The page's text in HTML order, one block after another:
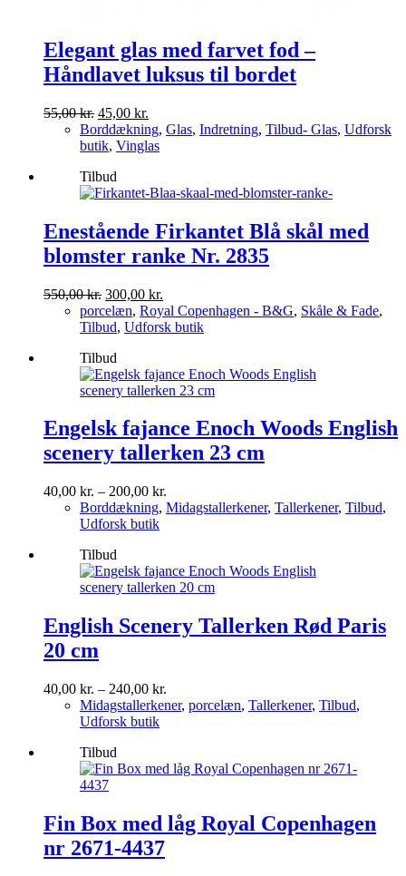
Elegant glas med farvet fod –
Håndlavet luksus til bordet
55,00kr. Den
oprindelige
pris
55,00 kr..
45,00 kr.
aktuelle
pris
Borddækning, Glas, Indretning, Tilbud- Glas, Udforsk
butik, Vinglas
Tilbud
Enestående Firkantet Blå skål med
blomster ranke Nr. 2835
550,00kr. Den
oprindelige
pris
550,00 kr..
300,00 kr.
aktuelle
pris
porcelæn, Royal Copenhagen - B&G, Skåle & Fade,
Tilbud, Udforsk butik
Tilbud
Engelsk fajance Enoch Woods English
scenery tallerken 23 cm
40,00 kr. – 200,00 kr.
40,00 kr.
Borddækning, Midagstallerkener, Tallerkener, Tilbud,
Udforsk butik
Tilbud
English Scenery Tallerken Rød Paris
20 cm
40,00 kr. – 240,00 kr.
40,00 kr.
Midagstallerkener, porcelæn, Tallerkener, Tilbud,
Udforsk butik
Tilbud
Fin Box med låg Royal Copenhagen
nr 2671-4437